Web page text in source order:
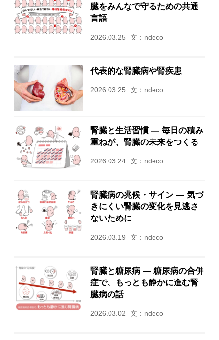
臓をみんなで守るための共通
言語
2026.03.25 文：ndeco
代表的な腎臓病や腎疾患
2026.03.25 文：ndeco
腎臓と生活習慣 ― 毎日の積み
重ねが、腎臓の未来をつくる
2026.03.24 文：ndeco
腎臓病の兆候・サイン ― 気づ
きにくい腎臓の変化を見逃さ
ないために
2026.03.19 文：ndeco
腎臓と糖尿病 ― 糖尿病の合併
症で、もっとも静かに進む腎
臓病の話
2026.03.02 文：ndeco